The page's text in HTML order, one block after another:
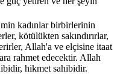
kadınlar birbirlerinin
kötülükten sakındırırlar,
Allah'a ve elçisine itaat
rahmet edecektir. Allah
hikmet sahibidir.